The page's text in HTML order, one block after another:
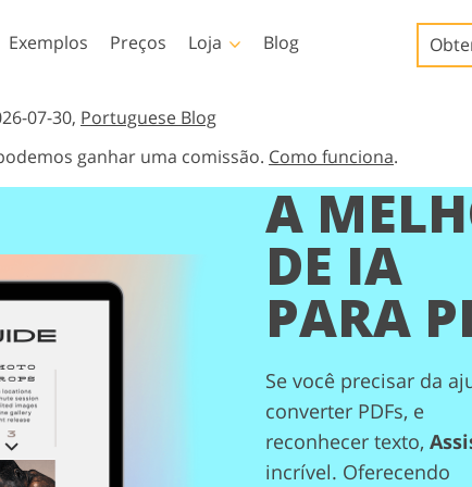
Serviços de edição de fotos
de imóveis
Foto Restauração Serviços
Exemplos Preços Loja
Templates
Namorados
Convites de casamento
Sobreposições de vídeo
Blog
07-30, Portuguese Blog
ganhar uma comissão. Como funciona.
A
DE IA
PARA
Se você precisar da
converter PDFs, e
reconhecer texto,
incrível. Oferecendo